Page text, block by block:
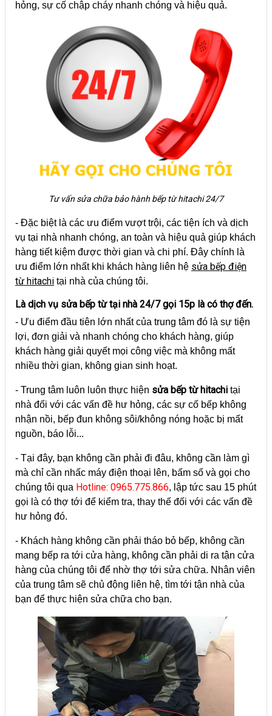
hỏng, sự cố chập cháy nhanh chóng và hiệu quả.
Tư vấn sửa chữa bảo hành bếp từ hitachi 24/7
- Đặc biệt là các ưu điểm vượt trội, các tiện ích và dịch
vụ tại nhà nhanh chóng, an toàn và hiệu quả giúp khách
hàng tiết kiệm được thời gian và chi phí. Đây chính là
ưu điểm lớn nhất khi khách hàng liên hệ sửa bếp điện
từ hitachi tại nhà của chúng tôi.
Là dịch vụ sửa bếp từ tại nhà 24/7 gọi 15p là có thợ đến.
- Ưu điểm đầu tiên lớn nhất của trung tâm đó là sự tiện
lợi, đơn giải và nhanh chóng cho khách hàng, giúp
khách hàng giải quyết mọi công việc mà không mất
nhiều thời gian, không gian sinh hoạt.
- Trung tâm luôn luôn thực hiện sửa bếp từ hitachi tại
nhà đối với các vấn đề hư hỏng, các sự cố bếp không
nhận nồi, bếp đun không sôi/không nóng hoặc bị mất
nguồn, báo lỗi...
- Tại đây, bạn không cần phải đi đâu, không cần làm gì
mà chỉ cần nhấc máy điện thoại lên, bấm số và gọi cho
chúng tôi qua Hotline: 0965.775.866, lập tức sau 15 phút
gọi là có thợ tới để kiểm tra, thay thế đối với các vấn đề
hư hỏng đó.
- Khách hàng không cần phải tháo bỏ bếp, không cần
mang bếp ra tới cửa hàng, không cần phải di ra tận cửa
hàng của chúng tôi để nhờ thợ tới sửa chữa. Nhân viên
của trung tâm sẽ chủ động liên hệ, tìm tới tận nhà của
bạn để thực hiện sửa chữa cho bạn.